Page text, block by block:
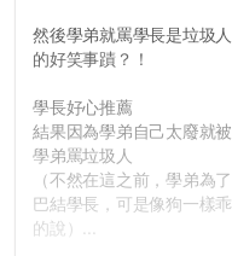
然後學弟就罵學長是垃圾人
的好笑事蹟？！
學長好心推薦
結果因為學弟自己太廢就被
學弟罵垃圾人
（不然在這之前，學弟為了
巴結學長，可是像狗一樣乖
的說）...